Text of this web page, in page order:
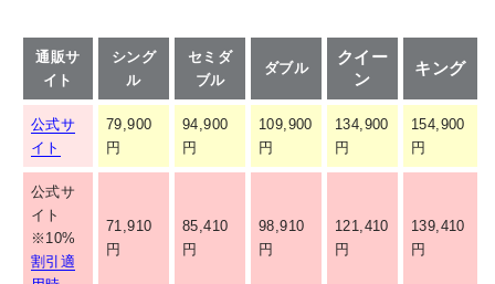
通販サ
イト
シング
ル
セミダ
ブル
ダブル
クイー
ン
キング
公式サ
イト
79,900
円
94,900
円
109,900
円
134,900
円
154,900
円
公式サ
イト
※10%
割引適
71,910
円
85,410
円
98,910
円
121,410
円
139,410
円